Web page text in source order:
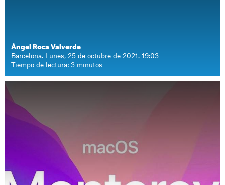
Ángel Roca Valverde
Barcelona. Lunes, 25 de octubre de 2021. 19:03
Tiempo de lectura: 3 minutos